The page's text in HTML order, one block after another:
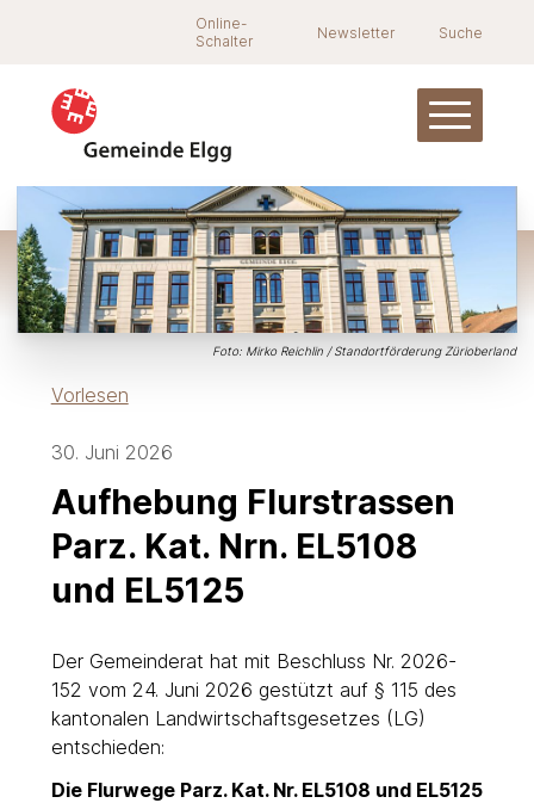
Navigieren in Elgg
SchnellnavigationOnline-
Schalter
Newsletter Suche
Foto: Mirko Reichlin / Standortförderung Zürioberland
Vorlesen
Aufhebung Flurstrassen
Parz. Kat. Nrn. EL5108
und EL5125
30. Juni 2026
Der Gemeinderat hat mit Beschluss Nr. 2026-
152 vom 24. Juni 2026 gestützt auf § 115 des
kantonalen Landwirtschaftsgesetzes (LG)
entschieden:
Die Flurwege Parz. Kat. Nr. EL5108 und EL5125